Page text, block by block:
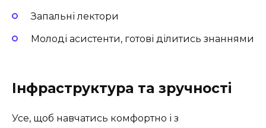
Запальні лектори
Молоді асистенти, готові ділитись знаннями
Інфраструктура та зручності
Усе, щоб навчатись комфортно і з